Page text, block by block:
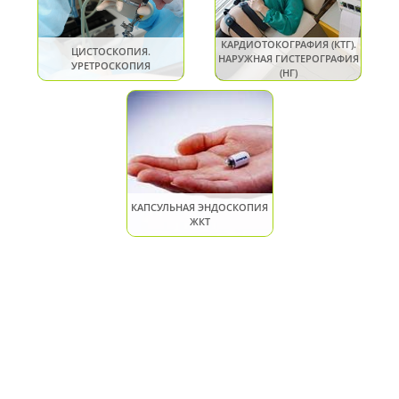
ЦИСТОСКОПИЯ.
УРЕТРОСКОПИЯ
КАРДИОТОКОГРАФИЯ (КТГ).
НАРУЖНАЯ ГИСТЕРОГРАФИЯ
(НГ)
КАПСУЛЬНАЯ ЭНДОСКОПИЯ
ЖКТ